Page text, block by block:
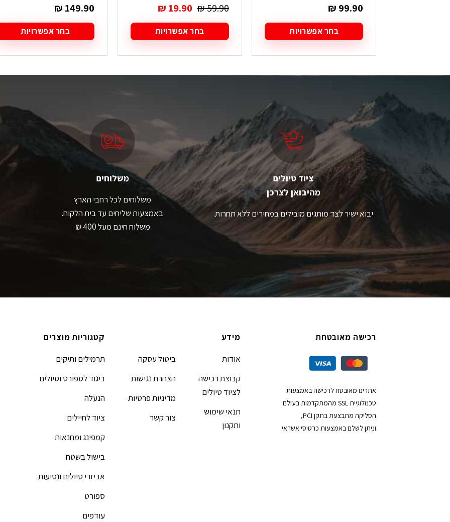
₪ 99.90
בחר אפשרויות
למוצר
זה
ניתן
לבחור
את
האפשרויות
בעמוד
המוצר
₪59.90
המחיר
המקורי
היה:
₪ 59.90.
₪ 19.90
הנוכחי
הוא:
₪ 19.90.
בחר אפשרויות
למוצר
זה
את
האפשרויות
בעמוד
המוצר
₪ 149.90
בחר אפשרויות
למוצר
זה
את
האפשרויות
בעמוד
ציוד טיולים
מהיבואן לצרכן
יבוא ישיר לצד מותגים מובילים במחירים ללא תחרות.
משלוחים
משלוחים לכל רחבי הארץ
באמצעות שליחים עד בית הלקוח.
משלוח חינם מעל 400 ₪
רכישה מאובטחת
אתרינו מאובטח לרכישה באמצעות
טכנולוגיית SSL מהמתקדמות בעולם.
הסליקה מתבצעת בתקן PCI,
וניתן לשלם באמצעות כרטיסי אשראי
מידע
אודות
קבוצת רכישה
לציוד טיולים
תנאי שימוש
ותקנון
ביטול עסקה
הצהרת נגישות
מדיניות פרטיות
צור קשר
קטגוריות מוצרים
תרמילים ותיקים
ביגוד לספורט וטיולים
הנעלה
ציוד לחיילים
קמפינג ומחנאות
בישול בשטח
אביזרי טיולים ונסיעות
ספורט
עודפים